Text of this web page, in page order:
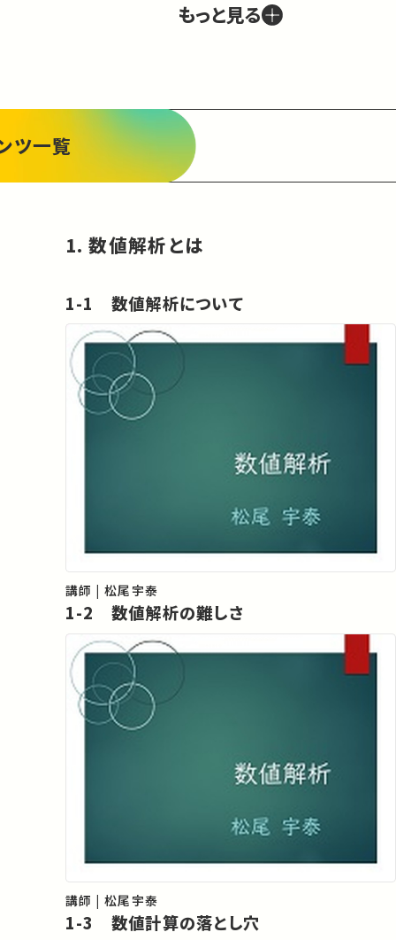
もっと見る
ツ一覧
1. 数値解析とは
1-1 数値解析について
講師 | 松尾宇泰
1-2 数値解析の難しさ
講師 | 松尾宇泰
1-3 数値計算の落とし穴